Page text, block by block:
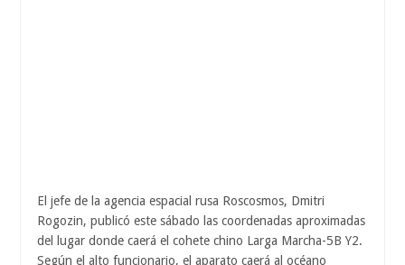
El jefe de la agencia espacial rusa Roscosmos, Dmitri
Rogozin, publicó este sábado las coordenadas aproximadas
del lugar donde caerá el cohete chino Larga Marcha-5B Y2.
Según el alto funcionario, el aparato caerá al océano